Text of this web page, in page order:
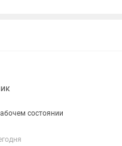
состоянии